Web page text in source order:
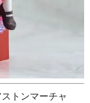
トンマーチャ